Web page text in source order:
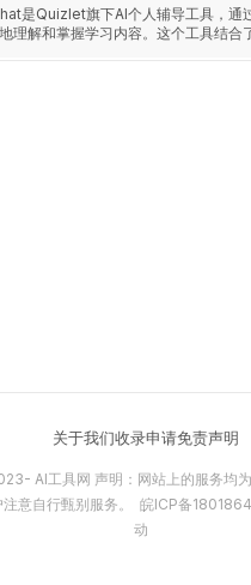
是Quizlet旗下AI个人辅导工具，通
理解和掌握学习内容。这个工具结合
关于我们收录申请免责声明
AI工具网 声明：网站上的服务均
意自行甄别服务。 皖ICP备
动